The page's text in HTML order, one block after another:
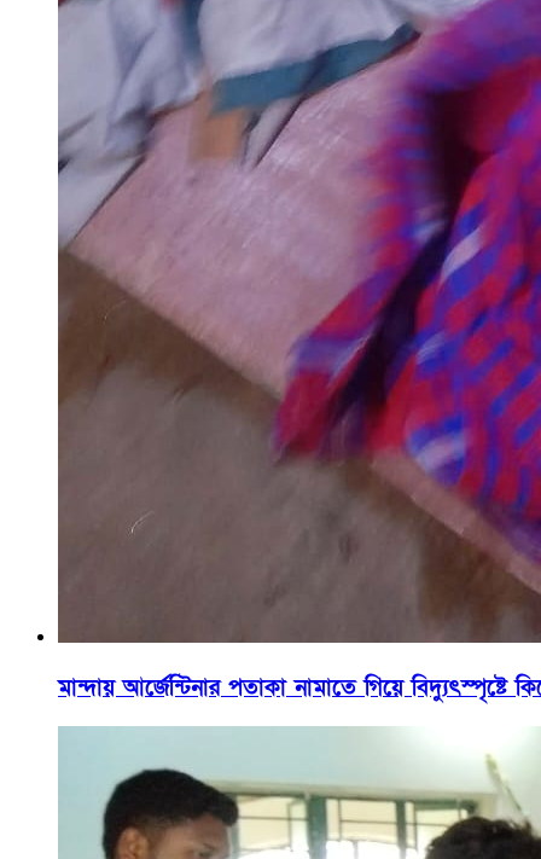
মান্দায় আর্জেন্টিনার পতাকা নামাতে গিয়ে বিদ্যুৎস্পৃষ্টে